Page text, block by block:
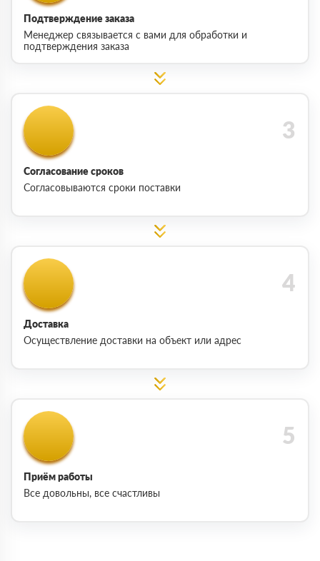
Подтверждение заказа
Менеджер связывается с вами для обработки и
подтверждения заказа
Согласование сроков
Согласовываются сроки поставки
Доставка
Осуществление доставки на объект или адрес
Приём работы
Все довольны, все счастливы